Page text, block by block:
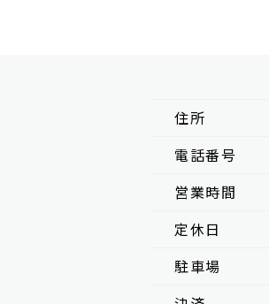
住所
電話番号
営業時間
定休日
駐車場